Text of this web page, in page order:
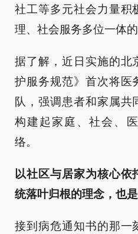
社工等多元社会力量积
理、社会服务多位一体
据了解，近日实施的北
护服务规范》首次将医
队，强调患者和家属共
构建起家庭、社会、
络。
以社区与居家为核心
统落叶归根的理念，也
接到病危通知书的那一